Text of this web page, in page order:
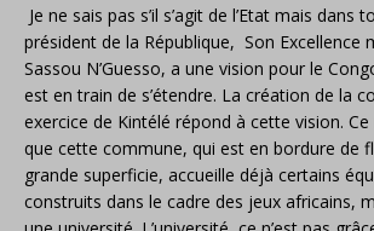
Je ne sais pas s’il s’agit de l’Etat mais dans
président de la République, Son Excellence
Sassou N’Guesso, a une vision pour le
est en train de s’étendre. La création de la
exercice de Kintélé répond à cette vision. Ce
que cette commune, qui est en bordure de
grande superficie, accueille déjà certains
construits dans le cadre des jeux africains,